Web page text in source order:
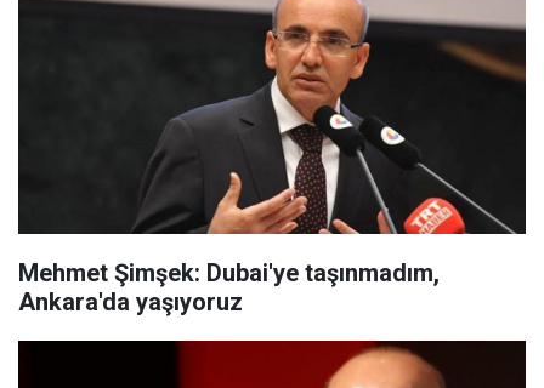
Mehmet Şimşek: Dubai'ye taşınmadım,
Ankara'da yaşıyoruz